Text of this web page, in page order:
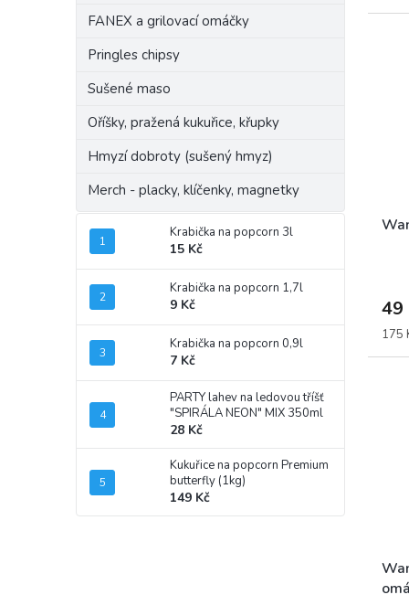
FANEX a grilovací omáčky
Pringles chipsy
Sušené maso
Oříšky, pražená kukuřice, křupky
Hmyzí dobroty (sušený hmyz)
Merch - placky, klíčenky, magnetky
Krabička na popcorn 3l
15 Kč
Krabička na popcorn 1,7l
9 Kč
Krabička na popcorn 0,9l
7 Kč
PARTY lahev na ledovou tříšť
"SPIRÁLA NEON" MIX 350ml
28 Kč
Kukuřice na popcorn Premium
butterfly (1kg)
149 Kč
49
175